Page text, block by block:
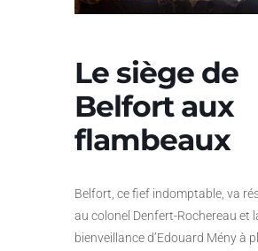
Le siège de
Belfort aux
flambeaux
Belfort, ce fief indomptable, va
au colonel Denfert-Rochereau et
bienveillance d’Edouard Mény à